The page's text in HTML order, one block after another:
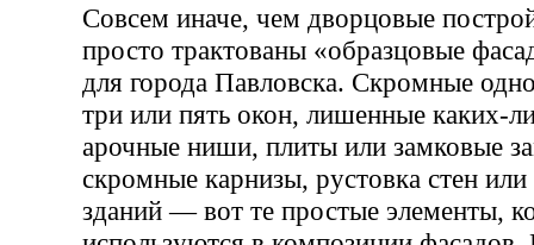
Совсем иначе, чем дворцовые
просто трактованы «образцовые
для города Павловска. Скромные
три или пять окон, лишенные каких-
арочные ниши, плиты или замковые
скромные карнизы, рустовка стен или
зданий — вот те простые элементы,